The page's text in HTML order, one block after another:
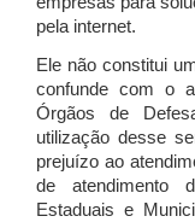
pela internet.
Ele não constitui
confunde com o
Órgãos de
utilização desse
prejuízo ao
de atendimento
Estaduais e